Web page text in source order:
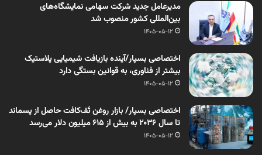
مدیرعامل جدید شرکت سهامی نمایشگاه‌های
بین‌المللی کشور منصوب شد
1405-05-12
اختصاصی بسپار/آینده بازیافت شیمیایی پلاستیک
بیشتر از فناوری، به قوانین بستگی دارد
1405-05-12
اختصاصی بسپار/ بازار روغن تَف‌کافت حاصل از پسماند
تا سال ۲۰۳۶ به بیش از ۶۱۵ میلیون دلار می‌رسد
1405-05-12